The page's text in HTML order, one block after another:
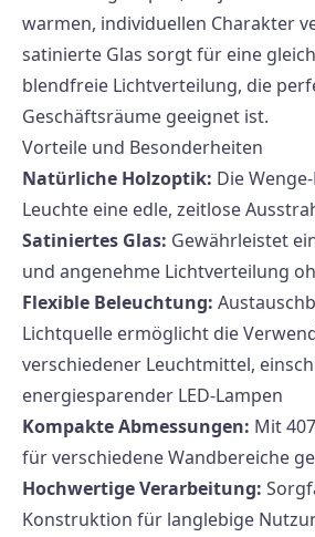
warmen, individuellen Charakter
satinierte Glas sorgt für eine
blendfreie Lichtverteilung, die
Geschäftsräume geeignet ist.
Vorteile und Besonderheiten
Natürliche Holzoptik: Die
Leuchte eine edle, zeitlose
Satiniertes Glas: Gewährleistet
und angenehme Lichtverteilung
Flexible Beleuchtung:
Lichtquelle ermöglicht die
verschiedener Leuchtmittel,
energiesparender LED-Lampen
Kompakte Abmessungen: Mit
für verschiedene Wandbereiche
Hochwertige Verarbeitung:
Konstruktion für langlebige